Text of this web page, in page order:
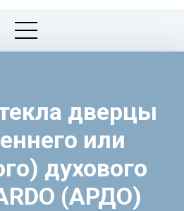
дверцы
или
духового
(АРДО)